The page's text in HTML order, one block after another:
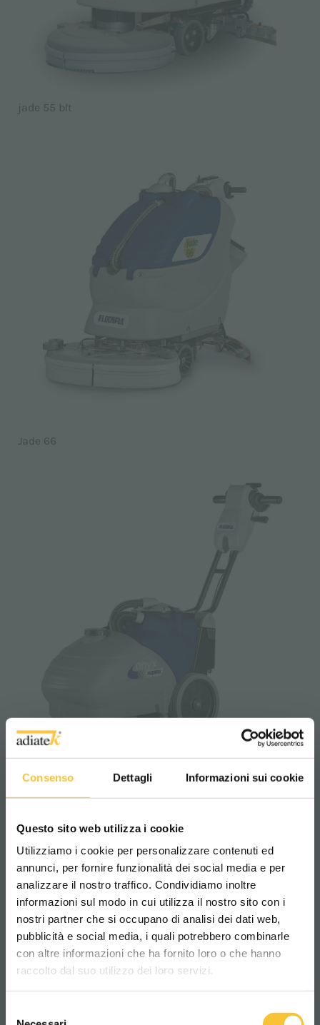
Consenso Dettagli Informazioni sui cookie
Questo sito web utilizza i cookie
Utilizziamo i cookie per personalizzare contenuti ed
annunci, per fornire funzionalità dei social media e per
analizzare il nostro traffico. Condividiamo inoltre
informazioni sul modo in cui utilizza il nostro sito con i
nostri partner che si occupano di analisi dei dati web,
pubblicità e social media, i quali potrebbero combinarle
con altre informazioni che ha fornito loro o che hanno
raccolto dal suo utilizzo dei loro servizi.
jade 55 blt
Jade 66
Onyx 35 B
Scegli il paese in cui ti trovi e la tua
lingua per una migliore esperienza di
navigazione